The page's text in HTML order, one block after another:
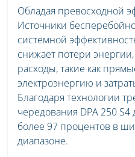
Обладая превосходной
Источники
системной
снижает потери
расходы, такие как
электроэнергию и
Благодаря технологии
чередования DPA 250 S4
более 97 процентов в
диапазоне.